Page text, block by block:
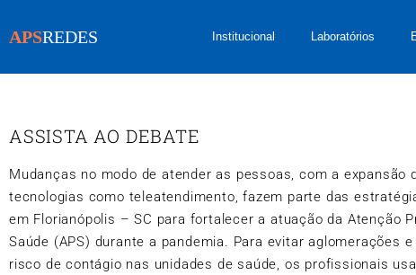
APSREDES Institucional Laboratórios
ASSISTA AO DEBATE
Mudanças no modo de atender as pessoas, com a expansão
tecnologias como teleatendimento, fazem parte das
em Florianópolis – SC para fortalecer a atuação da Atenção
Saúde (APS) durante a pandemia. Para evitar aglomerações
risco de contágio nas unidades de saúde, os profissionais